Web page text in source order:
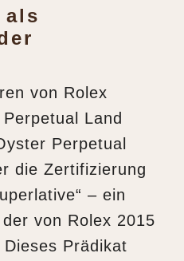
von Rolex
Land
Perpetual
die Zertifizierung
– ein
von Rolex 2015
Prädikat